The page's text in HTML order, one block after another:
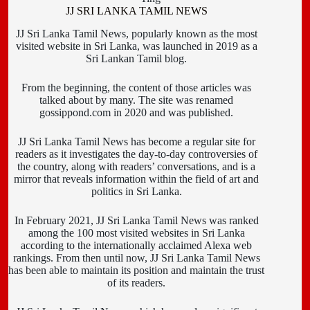
JJ SRI LANKA TAMIL NEWS
JJ Sri Lanka Tamil News, popularly known as the most
visited website in Sri Lanka, was launched in 2019 as a
Sri Lankan Tamil blog.
From the beginning, the content of those articles was
talked about by many. The site was renamed
gossippond.com in 2020 and was published.
JJ Sri Lanka Tamil News has become a regular site for
readers as it investigates the day-to-day controversies of
the country, along with readers’ conversations, and is a
mirror that reveals information within the field of art and
politics in Sri Lanka.
In February 2021, JJ Sri Lanka Tamil News was ranked
among the 100 most visited websites in Sri Lanka
according to the internationally acclaimed Alexa web
rankings. From then until now, JJ Sri Lanka Tamil News
has been able to maintain its position and maintain the trust
of its readers.